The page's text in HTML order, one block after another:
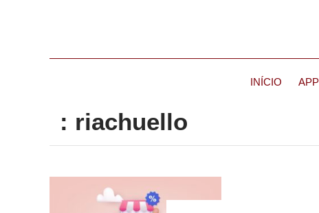
INÍCIO
: riachuello